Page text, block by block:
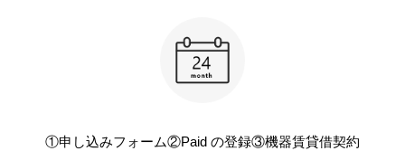
①申し込みフォーム②Paid の登録③機器賃貸借契約